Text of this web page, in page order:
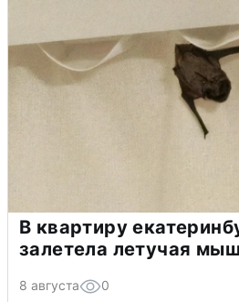
В квартиру
залетела летучая
8 августа 0